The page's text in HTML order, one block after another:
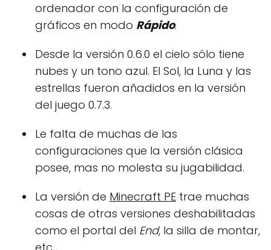
ordenador con la configuración de
gráficos en modo Rápido.
Desde la versión 0.6.0 el cielo sólo tiene
nubes y un tono azul. El Sol, la Luna y las
estrellas fueron añadidos en la versión
del juego 0.7.3.
Le falta de muchas de las
configuraciones que la versión clásica
posee, mas no molesta su jugabilidad.
La versión de Minecraft PE trae muchas
cosas de otras versiones deshabilitadas
como el portal del End, la silla de montar,